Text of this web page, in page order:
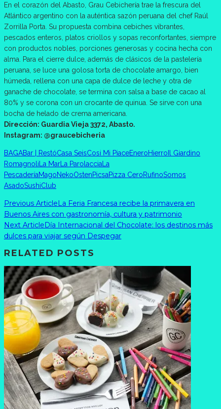
En el corazón del Abasto, Grau Cebichería trae la frescura del
Atlántico argentino con la auténtica sazón peruana del chef Raúl
Zorrilla Porta. Su propuesta combina cebiches vibrantes,
pescados enteros, platos criollos y sopas reconfortantes, siempre
con productos nobles, porciones generosas y cocina hecha con
alma. Para el cierre dulce, además de clásicos de la pastelería
peruana, se luce una golosa torta de chocolate amargo, bien
húmeda, rellena con una capa de dulce de leche y otra de
ganache de chocolate, se termina con salsa a base de cacao al
80% y se corona con un crocante de quinua. Se sirve con una
bocha de helado de crema americana.
Dirección: Guardia Vieja 3372, Abasto.
Instagram: @graucebicheria
BAGABar | RestóCasa SeisCosi Mi PiaceEneroHierroIl Giardino
RomagnoliLa MarLa ParolacciaLa
PescaderíaMagoNekoOstenPicsaPizza CeroRufinoSomos
AsadoSushiClub
Previous ArticleLa Feria Francesa recibe la primavera en
Buenos Aires con gastronomía, cultura y patrimonio
Next ArticleDía Internacional del Chocolate: los destinos más
dulces para viajar según Despegar
RELATED POSTS